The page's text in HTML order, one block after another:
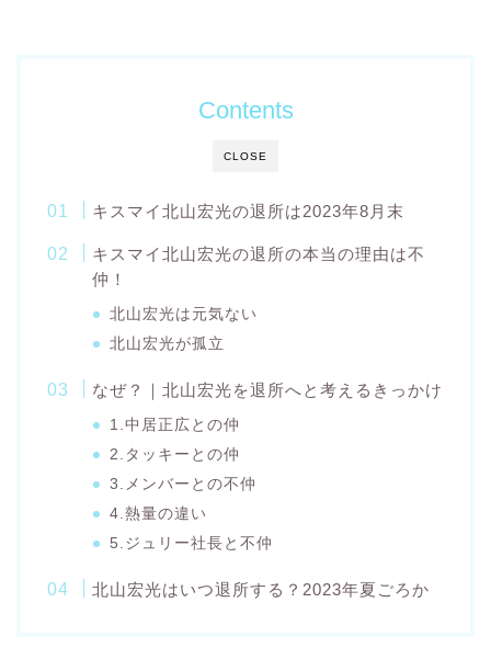
CLOSE
Contents
キスマイ北山宏光の退所は2023年8月末
キスマイ北山宏光の退所の本当の理由は不
仲！
北山宏光は元気ない
北山宏光が孤立
なぜ？｜北山宏光を退所へと考えるきっかけ
1.中居正広との仲
2.タッキーとの仲
3.メンバーとの不仲
4.熱量の違い
5.ジュリー社長と不仲
北山宏光はいつ退所する？2023年夏ごろか